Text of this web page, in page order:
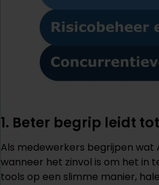
1. Beter begrip leidt
Als medewerkers begrijpen wat
wanneer het zinvol is om het in
tools op een slimme manier,